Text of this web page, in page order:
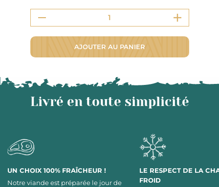
AJOUTER AU PANIER
Livré en toute simplicité
UN CHOIX 100% FRAÎCHEUR !
Notre viande est préparée le jour de
LE RESPECT DE LA
FROID